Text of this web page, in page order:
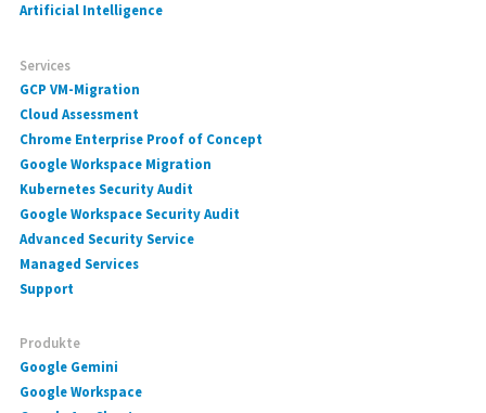
Artificial Intelligence
Services
GCP VM-Migration
Cloud Assessment
Chrome Enterprise Proof of Concept
Google Workspace Migration
Kubernetes Security Audit
Google Workspace Security Audit
Advanced Security Service
Managed Services
Support
Produkte
Google Gemini
Google Workspace